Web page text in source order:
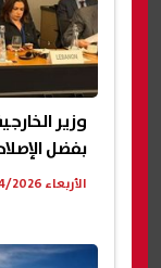
وزير
بفضل
الأربعاء 15/04/2026 04:21 م